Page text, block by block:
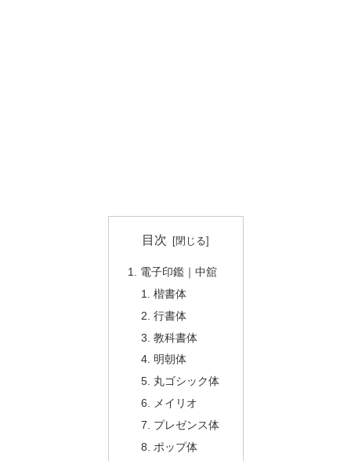
目次
電子印鑑｜中舘
楷書体
行書体
教科書体
明朝体
丸ゴシック体
メイリオ
プレゼンス体
ポップ体